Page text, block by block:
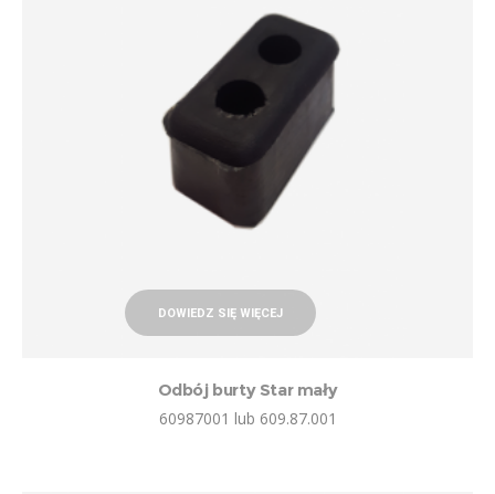
DOWIEDZ SIĘ WIĘCEJ
Odbój burty Star mały
60987001 lub 609.87.001